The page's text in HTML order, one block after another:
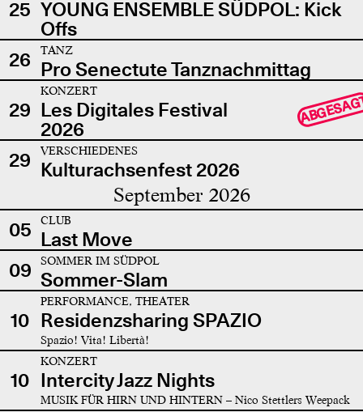
25 YOUNG ENSEMBLE SÜDPOL: Kick
Offs
26
TANZ
Pro Senectute Tanznachmittag
29
KONZERT
Les Digitales Festival
2026
29 VERSCHIEDENES
Kulturachsenfest 2026
September 2026
05 CLUB
Last Move
09
SOMMER IM SÜDPOL
Sommer-Slam
10
PERFORMANCE, THEATER
Residenzsharing SPAZIO
Spazio! Vita! Libertà!
10
KONZERT
Intercity Jazz Nights
MUSIK FÜR HIRN UND HINTERN – Nico Stettlers Weepack